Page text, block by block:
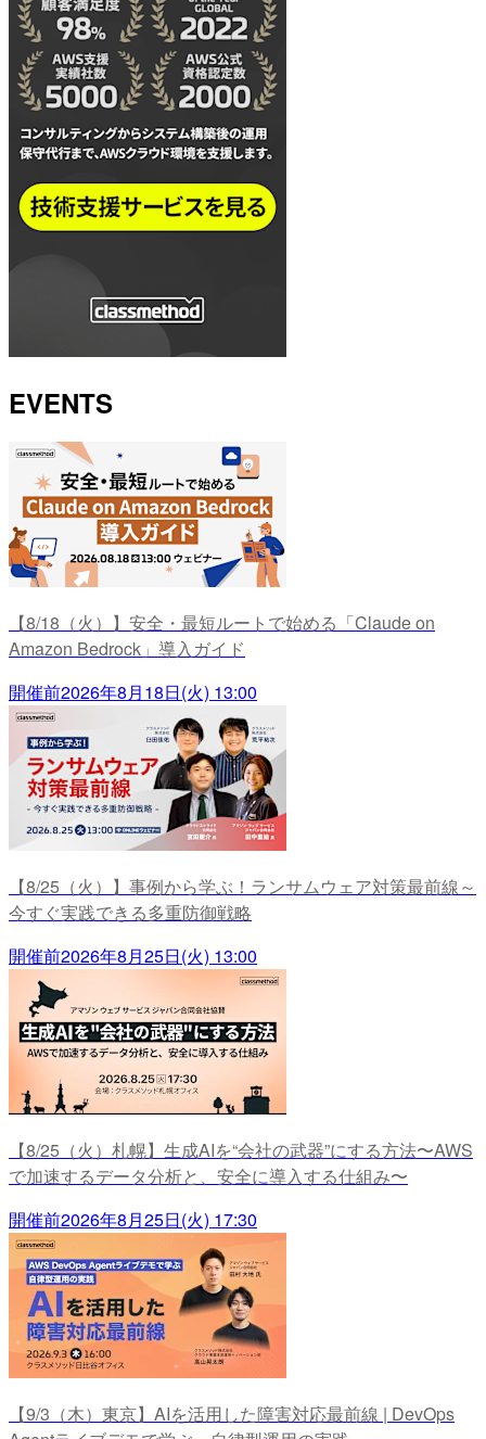
EVENTS
【8/18（火）】安全・最短ルートで始める「Claude on
Amazon Bedrock」導入ガイド
開催前2026年8月18日(火) 13:00
【8/25（火）】事例から学ぶ！ランサムウェア対策最前線～
今すぐ実践できる多重防御戦略
開催前2026年8月25日(火) 13:00
【8/25（火）札幌】生成AIを“会社の武器”にする方法〜AWS
で加速するデータ分析と、安全に導入する仕組み〜
開催前2026年8月25日(火) 17:30
【9/3（木）東京】AIを活用した障害対応最前線 | DevOps